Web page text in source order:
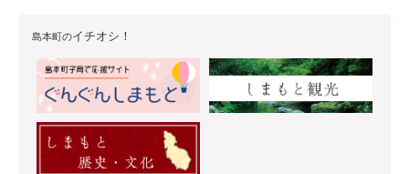
島本町のイチオシ！